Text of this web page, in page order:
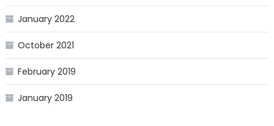
January 2022
October 2021
February 2019
January 2019